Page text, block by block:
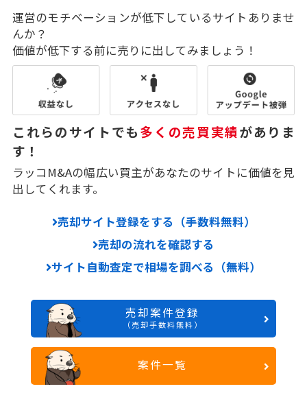
運営のモチベーションが低下しているサイトありませ
んか？
価値が低下する前に売りに出してみましょう！
これらのサイトでも多くの売買実績がありま
す！
ラッコM&Aの幅広い買主があなたのサイトに価値を見
出してくれます。
売却サイト登録をする（手数料無料）
売却の流れを確認する
サイト自動査定で相場を調べる（無料）
売却案件登録
（売却手数料無料）
案件一覧